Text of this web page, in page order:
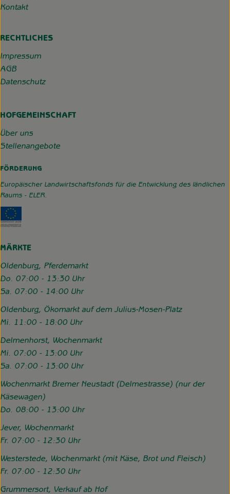
Kontakt
RECHTLICHES
Impressum
AGB
Datenschutz
HOFGEMEINSCHAFT
Über uns
Stellenangebote
FÖRDERUNG
Europäischer Landwirtschaftsfonds für die Entwicklung des ländlichen
Raums - ELER.
MÄRKTE
Oldenburg, Pferdemarkt
Do. 07:00 - 13:30 Uhr
Sa. 07:00 - 14:00 Uhr
Oldenburg, Ökomarkt auf dem Julius-Mosen-Platz
Mi. 11:00 - 18:00 Uhr
Delmenhorst, Wochenmarkt
Mi. 07:00 - 13:00 Uhr
Sa. 07:00 - 13:00 Uhr
Wochenmarkt Bremer Neustadt (Delmestrasse) (nur der
Käsewagen)
Do. 08:00 - 13:00 Uhr
Jever, Wochenmarkt
Fr. 07:00 - 12:30 Uhr
Westerstede, Wochenmarkt (mit Käse, Brot und Fleisch)
Fr. 07:00 - 12:30 Uhr
Grummersort, Verkauf ab Hof